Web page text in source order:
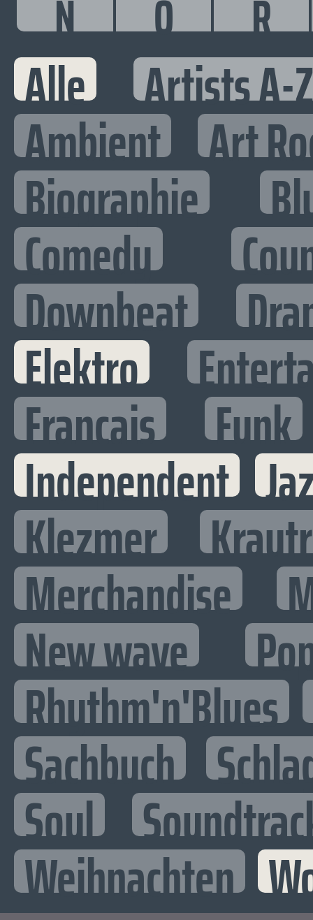
N
O R
Alle Artists A-Z
Ambient Art
Biographie
Comedy
Downbeat
Elektro
Francais Funk
Independent
Klezmer
Merchandise
New wave
Rhythm'n'Blues
Sachbuch
Soul
Weihnachten